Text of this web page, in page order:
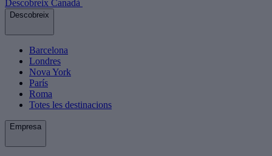
Descobreix Canadà
Descobreix
Barcelona
Londres
Nova York
París
Roma
Totes les destinacions
Empresa